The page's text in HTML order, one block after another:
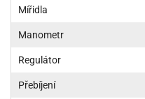
Mířidla
Manometr
Regulátor
Přebíjení